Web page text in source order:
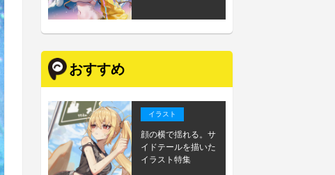
おすすめ
イラスト
顔の横で揺れる。サ
イドテールを描いた
イラスト特集